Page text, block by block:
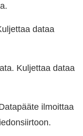
dataa
Kuljettaa dataa
ilmoittaa